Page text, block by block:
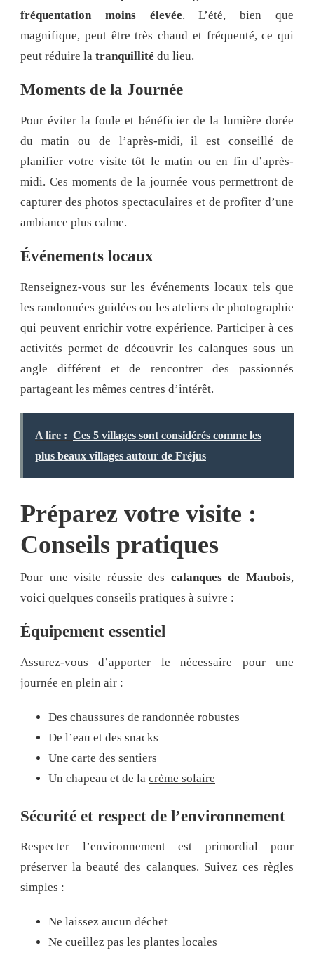
fréquentation moins élevée. L’été, bien que
magnifique, peut être très chaud et fréquenté, ce qui
peut réduire la tranquillité du lieu.
Moments de la Journée
Pour éviter la foule et bénéficier de la lumière dorée
du matin ou de l’après-midi, il est conseillé de
planifier votre visite tôt le matin ou en fin d’après-
midi. Ces moments de la journée vous permettront de
capturer des photos spectaculaires et de profiter d’une
ambiance plus calme.
Événements locaux
Renseignez-vous sur les événements locaux tels que
les randonnées guidées ou les ateliers de photographie
qui peuvent enrichir votre expérience. Participer à ces
activités permet de découvrir les calanques sous un
angle différent et de rencontrer des passionnés
partageant les mêmes centres d’intérêt.
A lire : Ces 5 villages sont considérés comme les
plus beaux villages autour de Fréjus
Préparez votre visite :
Conseils pratiques
Pour une visite réussie des calanques de Maubois,
voici quelques conseils pratiques à suivre :
Équipement essentiel
Assurez-vous d’apporter le nécessaire pour une
journée en plein air :
Des chaussures de randonnée robustes
De l’eau et des snacks
Une carte des sentiers
Un chapeau et de la crème solaire
Sécurité et respect de l’environnement
Respecter l’environnement est primordial pour
préserver la beauté des calanques. Suivez ces règles
simples :
Ne laissez aucun déchet
Ne cueillez pas les plantes locales